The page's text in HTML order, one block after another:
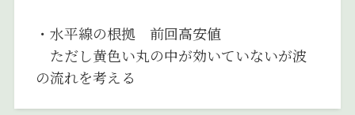
・水平線の根拠 前回高安値
ただし黄色い丸の中が効いていないが波
の流れを考える